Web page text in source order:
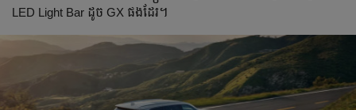
LED Light Bar ដូច GX ផងដែរ។